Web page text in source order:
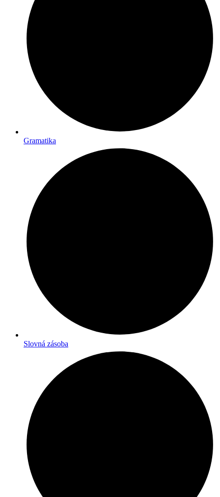
Gramatika
Slovná zásoba